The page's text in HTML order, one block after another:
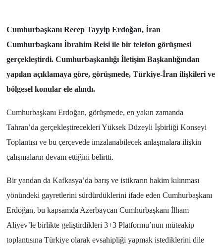
Cumhurbaşkanı Recep Tayyip Erdoğan, İran
Cumhurbaşkanı İbrahim Reisi ile bir telefon görüşmesi
gerçekleştirdi. Cumhurbaşkanlığı İletişim Başkanlığından
yapılan açıklamaya göre, görüşmede, Türkiye-İran ilişkileri ve
bölgesel konular ele alındı.
Cumhurbaşkanı Erdoğan, görüşmede, en yakın zamanda
Tahran’da gerçekleştirecekleri Yüksek Düzeyli İşbirliği Konseyi
Toplantısı ve bu çerçevede imzalanabilecek anlaşmalara ilişkin
çalışmaların devam ettiğini belirtti.
Bir yandan da Kafkasya’da barış ve istikrarın hakim kılınması
yönündeki gayretlerini sürdürdüklerini ifade eden Cumhurbaşkanı
Erdoğan, bu kapsamda Azerbaycan Cumhurbaşkanı İlham
Aliyev’le birlikte geliştirdikleri 3+3 Platformu’nun müteakip
toplantısına Türkiye olarak evsahipliği yapmak istediklerini dile